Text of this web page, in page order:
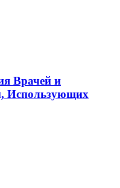
Врачей и
Использующих